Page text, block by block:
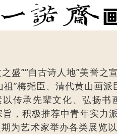
盛”“自古诗人地”美誉
”梅尧臣、清代黄山画
传承先辈文化、弘扬
旨，积极推荐中青年实
为艺术家举办各类展览